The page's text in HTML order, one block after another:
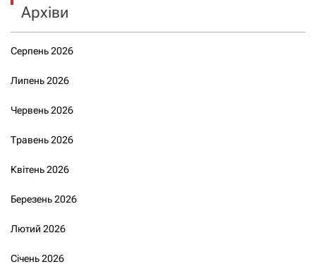
Архіви
Серпень 2026
Липень 2026
Червень 2026
Травень 2026
Квітень 2026
Березень 2026
Лютий 2026
Січень 2026